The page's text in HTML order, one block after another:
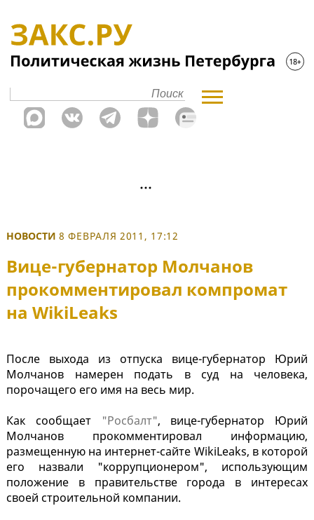
НОВОСТИ 8 ФЕВРАЛЯ 2011, 17:12
Вице-губернатор Молчанов
прокомментировал компромат
на WikiLeaks
После выхода из отпуска вице-губернатор Юрий
Молчанов намерен подать в суд на человека,
порочащего его имя на весь мир.
Как сообщает
"Росбалт", вице-губернатор Юрий
Молчанов прокомментировал информацию,
размещенную на интернет-сайте WikiLeaks, в которой
его назвали "коррупционером", использующим
положение в правительстве города в интересах
своей строительной компании.